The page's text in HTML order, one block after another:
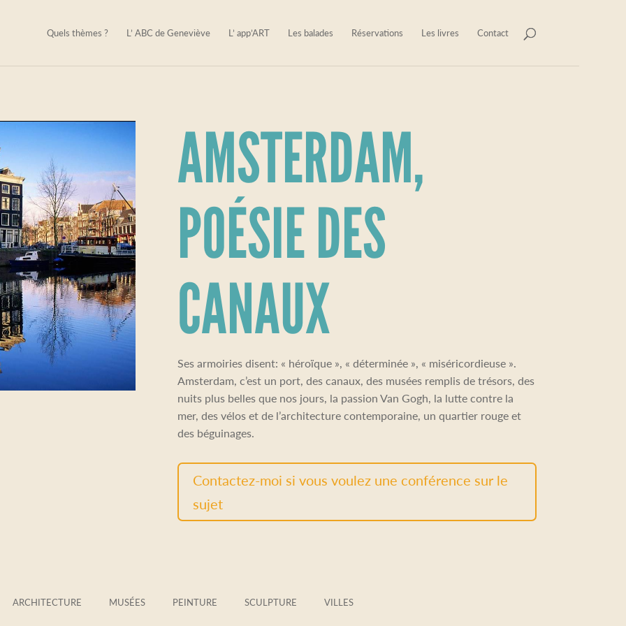
Quels thèmes ? L’ ABC de Geneviève L’ app’ART Les balades Réservations Les livres Contact
AMSTERDAM,
POÉSIE DES
CANAUX
Ses armoiries disent: « héroïque », « déterminée », « miséricordieuse ».
Amsterdam, c’est un port, des canaux, des musées remplis de trésors, des
nuits plus belles que nos jours, la passion Van Gogh, la lutte contre la
mer, des vélos et de l’architecture contemporaine, un quartier rouge et
des béguinages.
Contactez-moi si vous voulez une conférence sur le
sujet
ARCHITECTURE MUSÉES PEINTURE SCULPTURE VILLES